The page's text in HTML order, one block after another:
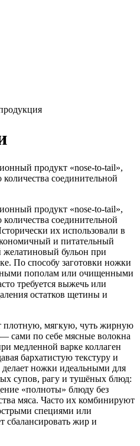
продукт «nose-to-tail»,
соединительной
продукт «nose-to-tail»,
соединительной
их использовали в
и питательный
бульон при
По способу заготовки ножки
пополам или очищенными
требуется выжечь или
остатков щетины и
мягкую, чуть жирную
сами по себе мясные волокна
медленной варке коллаген
бархатистую текстуру и
ножки идеальными для
супов, рагу и тушёных блюд:
«полноты» блюду без
мяса. Часто их комбинируют
специями или
сбалансировать жир и